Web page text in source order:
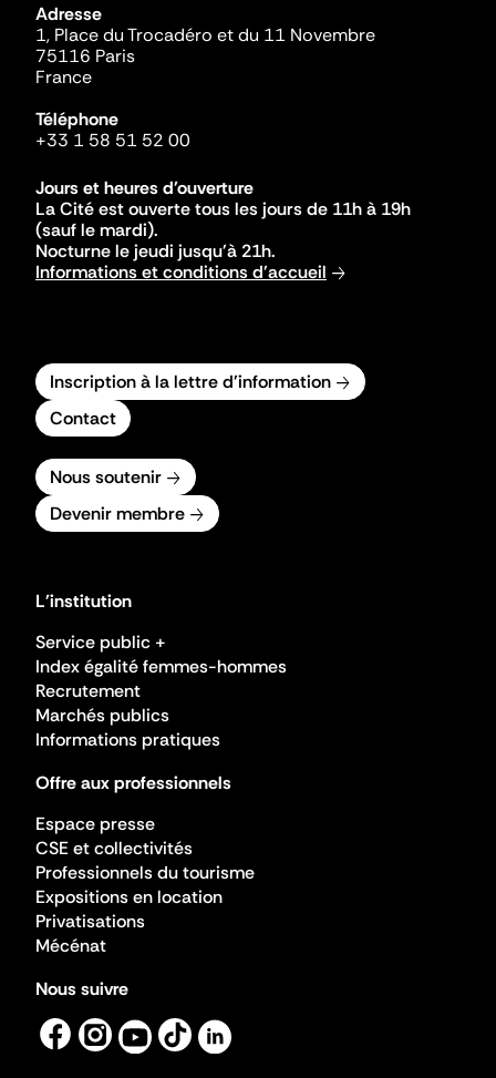
Adresse
1, Place du Trocadéro et du 11 Novembre
75116 Paris
France
Téléphone
+33 1 58 51 52 00
Jours et heures d'ouverture
La Cité est ouverte tous les jours de 11h à 19h
(sauf le mardi).
Nocturne le jeudi jusqu'à 21h.
Informations et conditions d'accueil
Inscription à la lettre d'information
Contact
Nous soutenir
Devenir membre
L'institution
Service public +
Index égalité femmes-hommes
Recrutement
Marchés publics
Informations pratiques
Offre aux professionnels
Espace presse
CSE et collectivités
Professionnels du tourisme
Expositions en location
Privatisations
Mécénat
Nous suivre